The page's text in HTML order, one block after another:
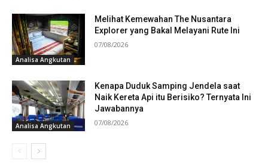
Analisa Angkutan
Melihat Kemewahan The Nusantara
Explorer yang Bakal Melayani Rute Ini
07/08/2026
Analisa Angkutan
Kenapa Duduk Samping Jendela saat
Naik Kereta Api itu Berisiko? Ternyata Ini
Jawabannya
07/08/2026